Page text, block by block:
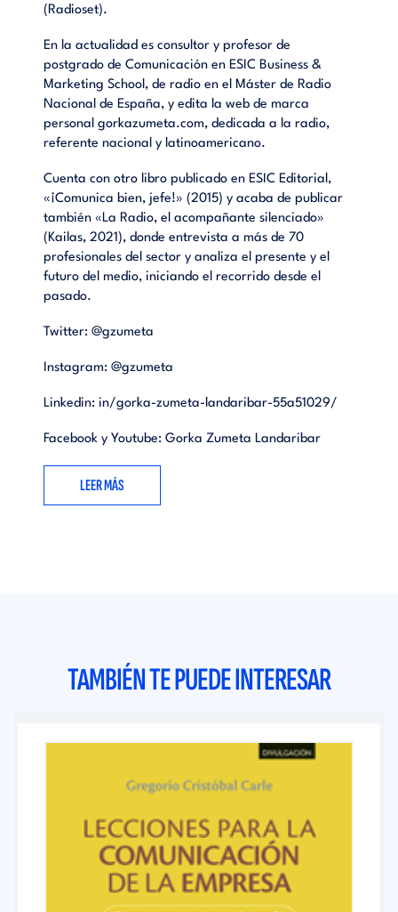
(Radioset).
En la actualidad es consultor y profesor de
postgrado de Comunicación en ESIC Business &
Marketing School, de radio en el Máster de Radio
Nacional de España, y edita la web de marca
personal gorkazumeta.com, dedicada a la radio,
referente nacional y latinoamericano.
Cuenta con otro libro publicado en ESIC Editorial,
«¡Comunica bien, jefe!» (2015) y acaba de publicar
también «La Radio, el acompañante silenciado»
(Kailas, 2021), donde entrevista a más de 70
profesionales del sector y analiza el presente y el
futuro del medio, iniciando el recorrido desde el
pasado.
Twitter:@gzumeta
Instagram:@gzumeta
Linkedin: in/gorka-zumeta-landaribar-55a51029/
Facebook y Youtube: Gorka Zumeta Landaribar
LEER MÁS
TAMBIÉN TE PUEDE INTERESAR